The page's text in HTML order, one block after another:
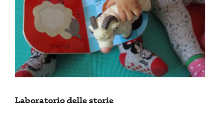
Laboratorio delle storie